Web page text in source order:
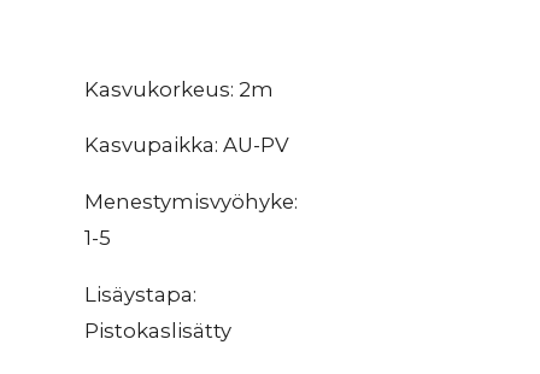
Kasvukorkeus: 2m
Kasvupaikka: AU-PV
Menestymisvyöhyke:
1-5
Lisäystapa:
Pistokaslisätty